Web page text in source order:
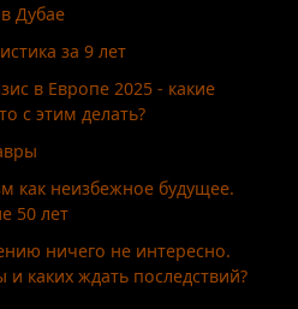
Дубае
за 9 лет
в Европе 2025 - какие
с этим делать?
как неизбежное будущее.
50 лет
ничего не интересно.
каких ждать последствий?